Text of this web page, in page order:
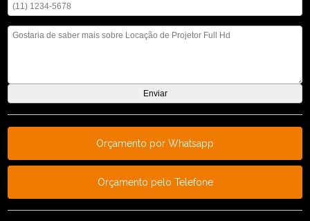
Orçamento por Whatsapp
Orçamento pelo Telefone